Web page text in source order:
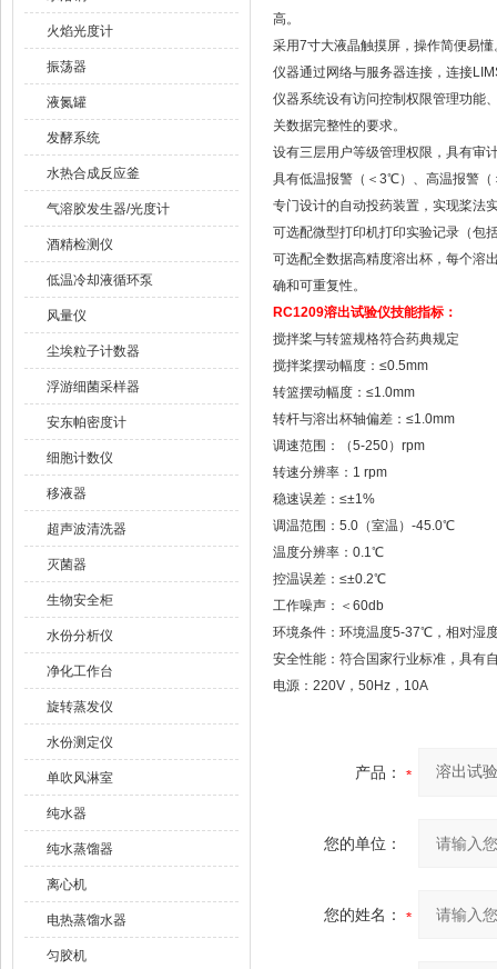
火焰光度计
振荡器
液氮罐
发酵系统
水热合成反应釜
气溶胶发生器/光度计
酒精检测仪
低温冷却液循环泵
风量仪
尘埃粒子计数器
浮游细菌采样器
安东帕密度计
细胞计数仪
移液器
超声波清洗器
灭菌器
生物安全柜
水份分析仪
净化工作台
旋转蒸发仪
水份测定仪
单吹风淋室
纯水器
纯水蒸馏器
离心机
电热蒸馏水器
匀胶机
高。
采用7寸大液晶触摸屏，操作简便易懂
仪器通过网络与服务器连接，连接
仪器系统设有访问控制权限管理功能
关数据完整性的要求。
设有三层用户等级管理权限，具有审
具有低温报警（＜3℃）、高温报警
专门设计的自动投药装置，实现桨法
可选配微型打印机打印实验记录（包
可选配全数据高精度溶出杯，每个溶
确和可重复性。
RC1209溶出试验仪技能指标：
搅拌桨与转篮规格符合药典规定
搅拌桨摆动幅度：≤0.5mm
转篮摆动幅度：≤1.0mm
转杆与溶出杯轴偏差：≤1.0mm
调速范围：（5-250）rpm
转速分辨率：1 rpm
稳速误差：≤±1%
调温范围：5.0（室温）-45.0℃
温度分辨率：0.1℃
控温误差：≤±0.2℃
工作噪声：＜60db
环境条件：环境温度5-37℃，相对湿
安全性能：符合国家行业标准，具有
电源：220V，50Hz，10A
产品：
您的单位：
您的姓名：